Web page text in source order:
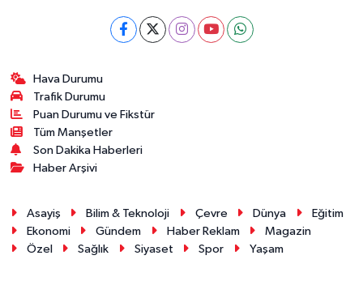
Hava Durumu
Trafik Durumu
Puan Durumu ve Fikstür
Tüm Manşetler
Son Dakika Haberleri
Haber Arşivi
Asayiş Bilim & Teknoloji Çevre Dünya
Eğitim
Ekonomi
Gündem Haber Reklam
Magazin
Özel
Sağlık Siyaset Spor Yaşam